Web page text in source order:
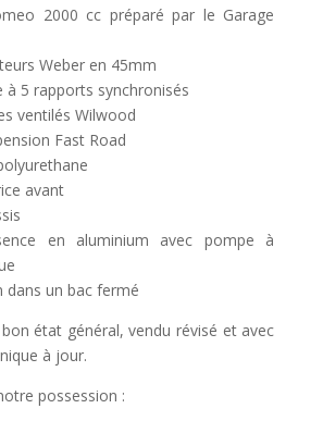
2000 cc préparé par le Garage
Weber en 45mm
à 5 rapports synchronisés
ventilés Wilwood
Fast Road
avant
en aluminium avec pompe à
dans un bac fermé
état général, vendu révisé et avec
à jour.
possession :